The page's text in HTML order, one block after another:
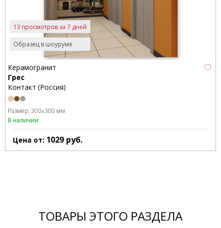
Образец в шоуруме
13 просмотров за 7 дней
Керамогранит
Грес
Контакт (Россия)
Размер: 300x300 мм
В наличии
Цена от: 1029 руб.
ТОВАРЫ ЭТОГО РАЗДЕЛА